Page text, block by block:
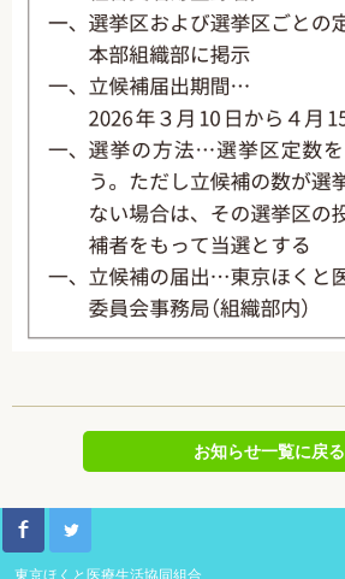
お知らせ一覧に戻る
東京ほくと医療生活協同組合